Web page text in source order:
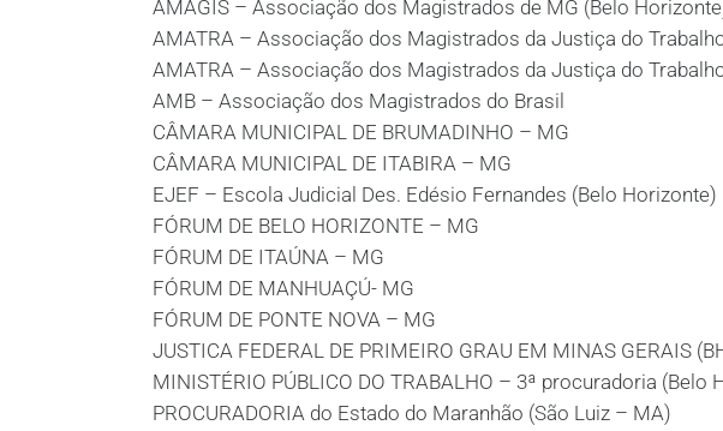
AMAGIS – Associação dos Magistrados de MG (Belo
AMATRA – Associação dos Magistrados da Justiça do
AMATRA – Associação dos Magistrados da Justiça do
AMB – Associação dos Magistrados do Brasil
CÂMARA MUNICIPAL DE BRUMADINHO – MG
CÂMARA MUNICIPAL DE ITABIRA – MG
EJEF – Escola Judicial Des. Edésio Fernandes (Belo Horizonte)
FÓRUM DE BELO HORIZONTE – MG
FÓRUM DE ITAÚNA – MG
FÓRUM DE MANHUAÇÚ- MG
FÓRUM DE PONTE NOVA – MG
JUSTICA FEDERAL DE PRIMEIRO GRAU EM MINAS GERAIS
MINISTÉRIO PÚBLICO DO TRABALHO – 3ª procuradoria (Belo
PROCURADORIA do Estado do Maranhão (São Luiz – MA)